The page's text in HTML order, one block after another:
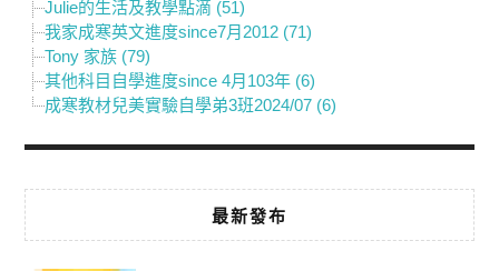
Julie的生活及教學點滴 (51)
我家成寒英文進度since7月2012 (71)
Tony 家族 (79)
其他科目自學進度since 4月103年 (6)
成寒教材兒美實驗自學弟3班2024/07 (6)
最新發布